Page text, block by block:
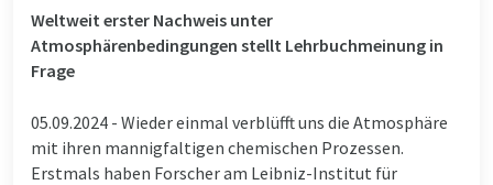
Weltweit erster Nachweis unter
Atmosphärenbedingungen stellt Lehrbuchmeinung in
Frage
05.09.2024 - Wieder einmal verblüfft uns die Atmosphäre
mit ihren mannigfaltigen chemischen Prozessen.
Erstmals haben Forscher am Leibniz-Institut für